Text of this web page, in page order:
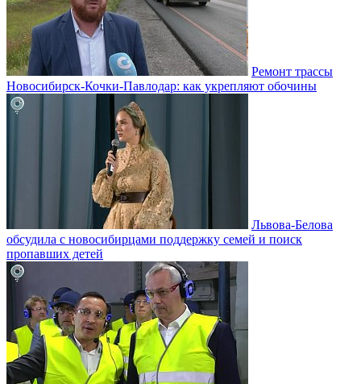
Ремонт трассы
Новосибирск-Кочки-Павлодар: как укрепляют обочины
Львова-Белова
обсудила с новосибирцами поддержку семей и поиск
пропавших детей